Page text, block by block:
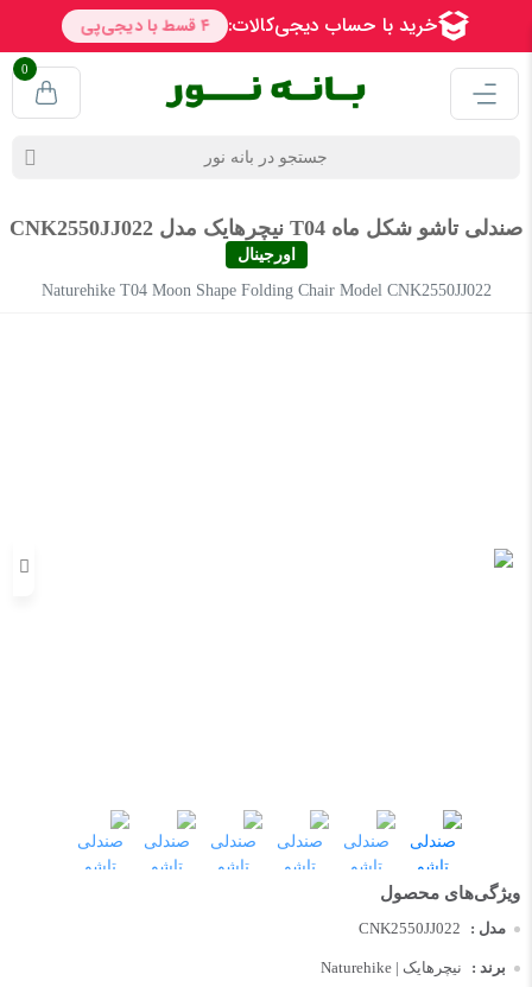
0
صندلی تاشو شکل ماه T04 نیچرهایک مدل CNK2550JJ022
اورجینال
Naturehike T04 Moon Shape Folding Chair Model CNK2550JJ022
مدل : CNK2550JJ022
برند : نیچرهایک | Naturehike